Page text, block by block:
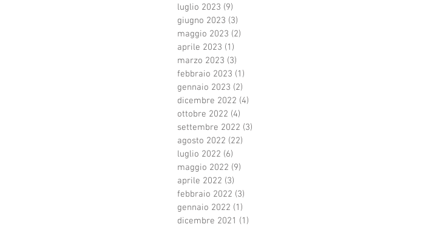
luglio 2023 (9)
giugno 2023 (3)
maggio 2023 (2)
aprile 2023 (1)
marzo 2023 (3)
febbraio 2023 (1)
gennaio 2023 (2)
dicembre 2022 (4)
ottobre 2022 (4)
settembre 2022 (3)
agosto 2022 (22)
luglio 2022 (6)
maggio 2022 (9)
aprile 2022 (3)
febbraio 2022 (3)
gennaio 2022 (1)
dicembre 2021 (1)